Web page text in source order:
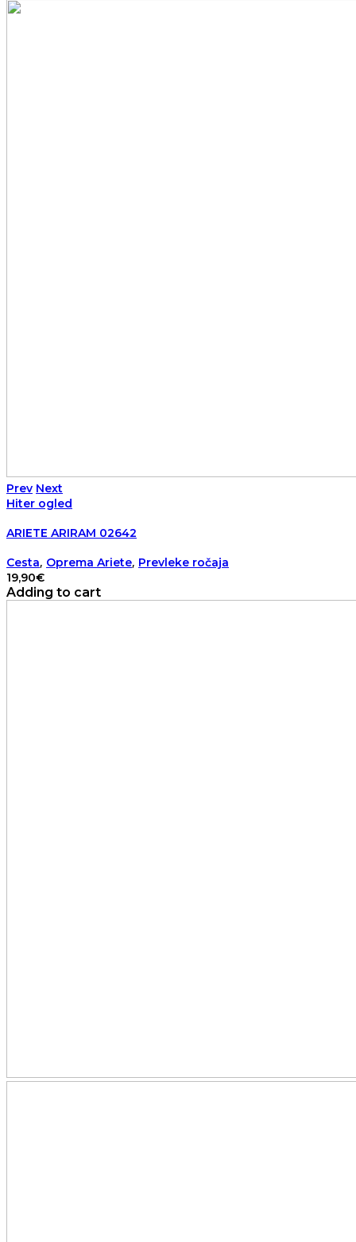
Prev Next
Hiter ogled
ARIETE ARIRAM 02642
Cesta, Oprema Ariete, Prevleke ročaja
19,90€
Adding to cart